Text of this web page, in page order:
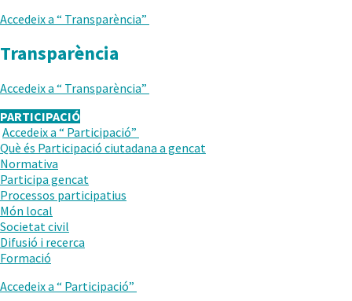
en
Accedeix a “ Transparència”
Transparència
Accedeix a “ Transparència”
PARTICIPACIÓ
TORNAR
AL
NIVELL
ANTERIOR
Accedeix a “ Participació”
Què és Participació ciutadana a gencat
Normativa
Participa gencat
Obre
Processos participatius
Món local
Societat civil
Difusió i recerca
Formació
Accedeix a “ Participació”